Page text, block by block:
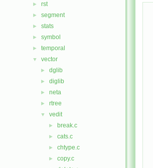
► rst
► segment
► stats
► symbol
► temporal
▼ vector
► dglib
► diglib
► neta
► rtree
▼ vedit
► break.c
► cats.c
► chtype.c
► copy.c